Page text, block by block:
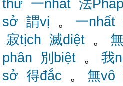
thử 一nhất 法Pháp
sở 謂vị 。 一nhất
寂tịch 滅diệt 。
phân
別biệt 。 我
sở 得đắc 。 無vô